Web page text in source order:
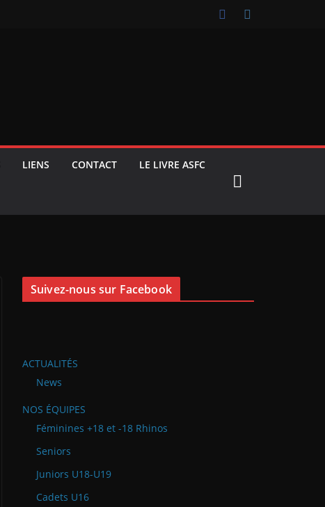
LIENS CONTACT LE LIVRE ASFC
Suivez-nous sur Facebook
ACTUALITÉS
News
NOS ÉQUIPES
Féminines +18 et -18 Rhinos
Seniors
Juniors U18-U19
Cadets U16